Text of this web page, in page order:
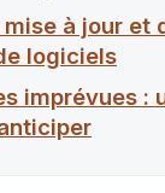
à jour et
logiciels
imprévues :